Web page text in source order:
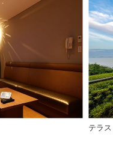
テラス